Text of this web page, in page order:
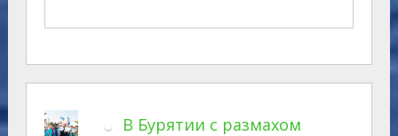
В Бурятии с размахом